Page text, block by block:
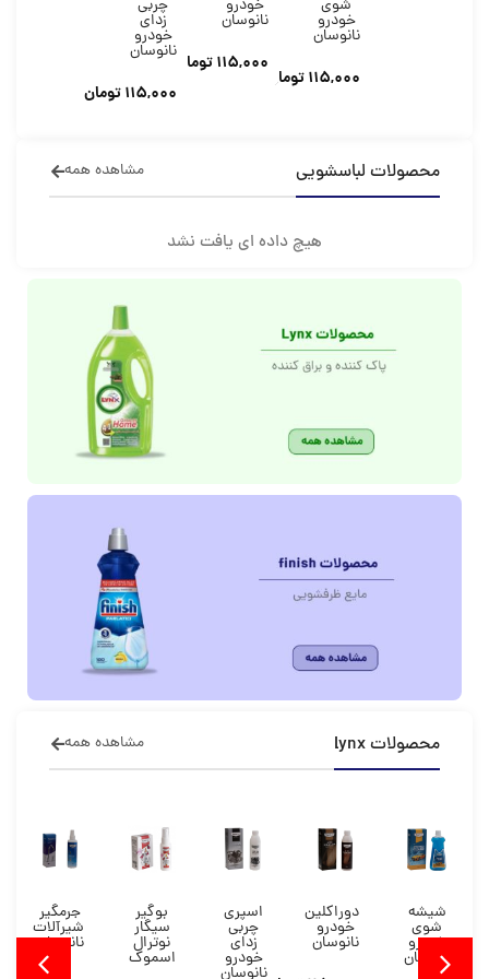
شوی
خودرو
نانوسان
115,000تومان
خودرو
نانوسان
115,000تومان
چربی
زدای
خودرو
نانوسان
115,000تومان
محصولات لباسشویی مشاهده همه
هیچ داده ای یافت نشد
محصولات lynx مشاهده همه
شیشه
شوی
خودرو
نانوسان
دوراکلین
خودرو
نانوسان
اسپری
چربی
زدای
خودرو
بوگیر
سیگار
نوترال
اسموک
جرمگیر
شیرآلات
نانوسان